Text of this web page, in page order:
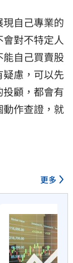
自己專業的
對不特定人
自己買賣股
慮，可以先
顧，都會有
作查證，就
更多